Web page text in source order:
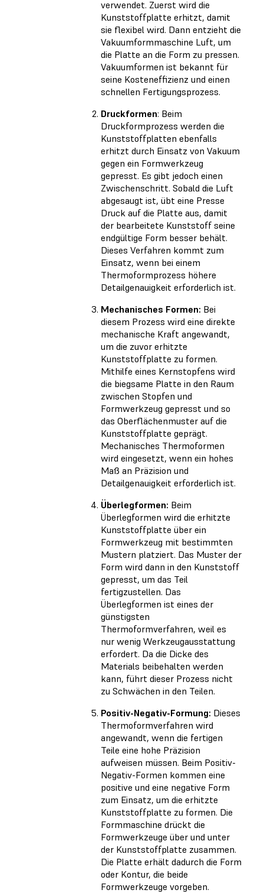
verwendet. Zuerst wird die
Kunststoffplatte erhitzt, damit
sie flexibel wird. Dann entzieht die
Vakuumformmaschine Luft, um
die Platte an die Form zu pressen.
Vakuumformen ist bekannt für
seine Kosteneffizienz und einen
schnellen Fertigungsprozess.
Druckformen: Beim
Druckformprozess werden die
Kunststoffplatten ebenfalls
erhitzt durch Einsatz von Vakuum
gegen ein Formwerkzeug
gepresst. Es gibt jedoch einen
Zwischenschritt. Sobald die Luft
abgesaugt ist, übt eine Presse
Druck auf die Platte aus, damit
der bearbeitete Kunststoff seine
endgültige Form besser behält.
Dieses Verfahren kommt zum
Einsatz, wenn bei einem
Thermoformprozess höhere
Detailgenauigkeit erforderlich ist.
Mechanisches Formen: Bei
diesem Prozess wird eine direkte
mechanische Kraft angewandt,
um die zuvor erhitzte
Kunststoffplatte zu formen.
Mithilfe eines Kernstopfens wird
die biegsame Platte in den Raum
zwischen Stopfen und
Formwerkzeug gepresst und so
das Oberflächenmuster auf die
Kunststoffplatte geprägt.
Mechanisches Thermoformen
wird eingesetzt, wenn ein hohes
Maß an Präzision und
Detailgenauigkeit erforderlich ist.
Überlegformen: Beim
Überlegformen wird die erhitzte
Kunststoffplatte über ein
Formwerkzeug mit bestimmten
Mustern platziert. Das Muster der
Form wird dann in den Kunststoff
gepresst, um das Teil
fertigzustellen. Das
Überlegformen ist eines der
günstigsten
Thermoformverfahren, weil es
nur wenig Werkzeugausstattung
erfordert. Da die Dicke des
Materials beibehalten werden
kann, führt dieser Prozess nicht
zu Schwächen in den Teilen.
Positiv-Negativ-Formung: Dieses
Thermoformverfahren wird
angewandt, wenn die fertigen
Teile eine hohe Präzision
aufweisen müssen. Beim Positiv-
Negativ-Formen kommen eine
positive und eine negative Form
zum Einsatz, um die erhitzte
Kunststoffplatte zu formen. Die
Formmaschine drückt die
Formwerkzeuge über und unter
der Kunststoffplatte zusammen.
Die Platte erhält dadurch die Form
oder Kontur, die beide
Formwerkzeuge vorgeben.